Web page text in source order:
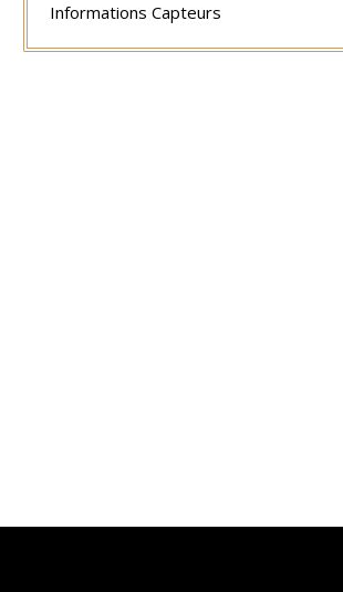
Informations Capteurs